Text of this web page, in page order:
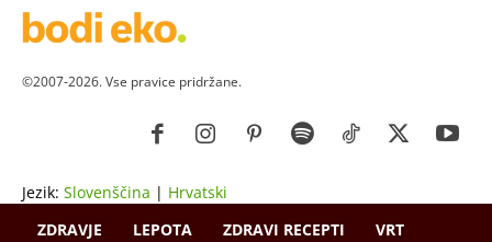
©2007-2026. Vse pravice pridržane.
Jezik: Slovenščina | Hrvatski
ZDRAVJE
LEPOTA ZDRAVI RECEPTI VRT